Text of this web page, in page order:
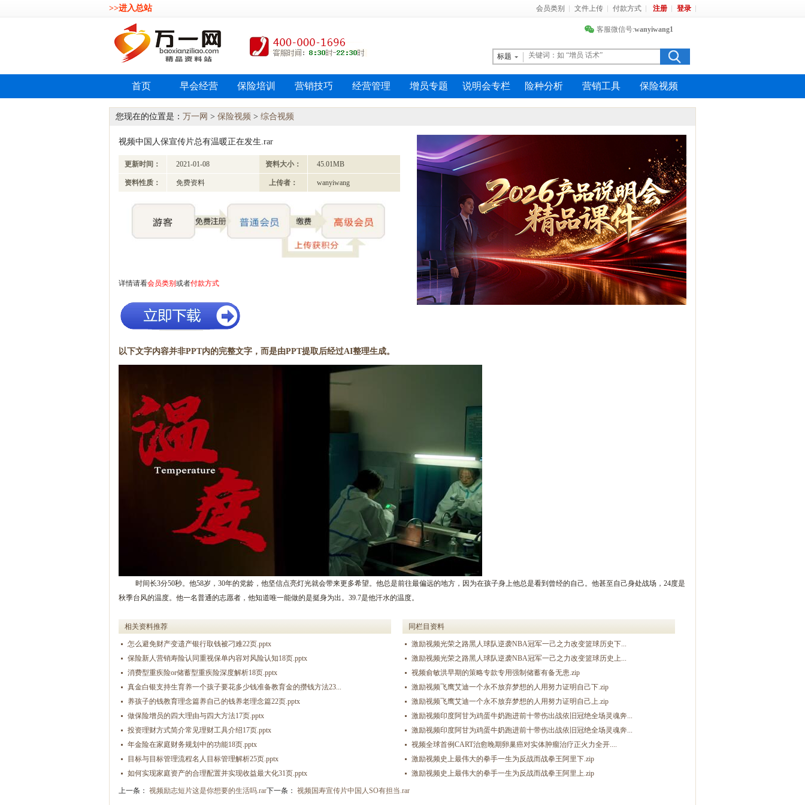
>>进入总站 会员类别 文件上传 付款方式 注册 登录
客服微信号:wanyiwang1
标题
首页 早会经营 保险培训 营销技巧 经营管理 增员专题 说明会专栏 险种分析 营销工具 保险视频
您现在的位置是： 万一网 > 保险视频 > 综合视频
视频中国人保宣传片总有温暖正在发生.rar
更新时间： 2021-01-08 资料大小： 45.01MB
资料性质： 免费资料 上传者： wanyiwang
详情请看会员类别 或者付款方式
以下文字内容并非PPT内的完整文字，而是由PPT提取后经过AI整理生成。
时间长3分50秒。他58岁，30年的党龄，他坚信点亮灯光就会带来更多希望。他总是前往最偏远的地方，因为在孩子身上他总是看到曾经的自己。他甚至自己身处战场，24度是
秋季台风的温度。他一名普通的志愿者，他知道唯一能做的是挺身为出。39.7是他汗水的温度。
相关资料推荐
怎么避免财产变遗产银行取钱被刁难22页.pptx
保险新人营销寿险认同重视保单内容对风险认知18页.pptx
消费型重疾险or储蓄型重疾险深度解析18页.pptx
真金白银支持生育养一个孩子要花多少钱准备教育金的攒钱方法23...
养孩子的钱教育理念篇养自己的钱养老理念篇22页.pptx
做保险增员的四大理由与四大方法17页.pptx
投资理财方式简介常见理财工具介绍17页.pptx
年金险在家庭财务规划中的功能18页.pptx
目标与目标管理流程名人目标管理解析25页.pptx
如何实现家庭资产的合理配置并实现收益最大化31页.pptx
同栏目资料
激励视频光荣之路黑人球队逆袭NBA冠军一己之力改变篮球历史下...
激励视频光荣之路黑人球队逆袭NBA冠军一己之力改变篮球历史上...
视频俞敏洪早期的策略专款专用强制储蓄有备无患.zip
激励视频飞鹰艾迪一个永不放弃梦想的人用努力证明自己下.zip
激励视频飞鹰艾迪一个永不放弃梦想的人用努力证明自己上.zip
激励视频印度阿甘为鸡蛋牛奶跑进前十带伤出战依旧冠绝全场灵魂奔...
激励视频印度阿甘为鸡蛋牛奶跑进前十带伤出战依旧冠绝全场灵魂奔...
视频全球首例CART治愈晚期卵巢癌对实体肿瘤治疗正火力全开....
激励视频史上最伟大的拳手一生为反战而战拳王阿里下.zip
激励视频史上最伟大的拳手一生为反战而战拳王阿里上.zip
上一条： 视频励志短片这是你想要的生活吗.rar下一条： 视频国寿宣传片中国人SO有担当.rar